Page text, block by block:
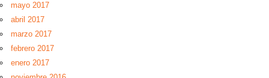
mayo 2017
abril 2017
marzo 2017
febrero 2017
enero 2017